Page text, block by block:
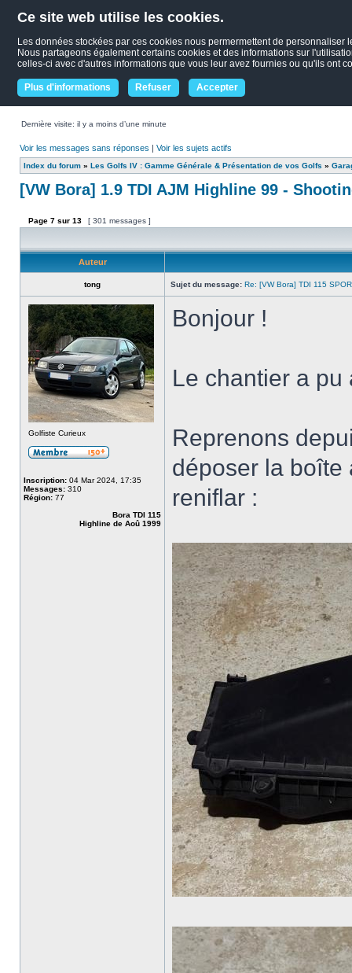
Ce site web utilise les cookies.
Les données stockées par ces cookies nous permermettent de
Nous partageons également certains cookies et des informations sur
celles-ci avec d'autres informations que vous leur avez fournies ou qu'ils ont
Plus d'informations Refuser Accepter
Dernière visite: il y a moins d’une minute
Voir les messages sans réponses | Voir les sujets actifs
Index du forum » Les Golfs IV : Gamme Générale & Présentation de vos Golfs »
[VW Bora] 1.9 TDI AJM Highline 99 -
Page 7 sur 13 [ 301 messages ]
Auteur
tong Sujet du message: Re: [VW Bora] TDI 115
Golfiste Curieux
Inscription: 04 Mar 2024, 17:35
Messages: 310
Région: 77
Bora TDI 115
Highline de Aoû 1999
Bonjour !
Le chantier a pu
Reprenons
déposer la boîte
reniflar :